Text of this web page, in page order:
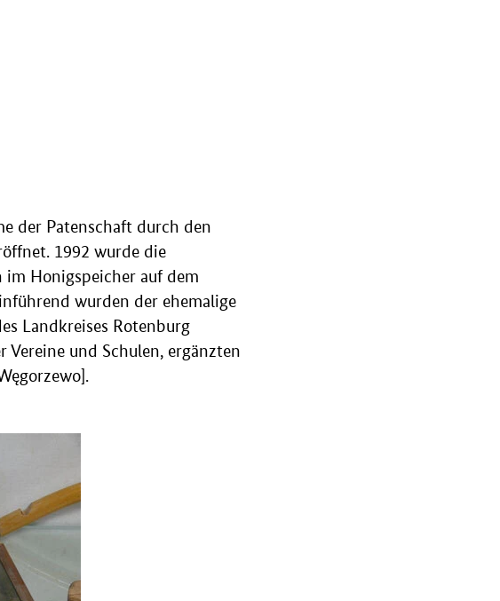
der Patenschaft durch den
1992 wurde die
Honigspeicher auf dem
wurden der ehemalige
Landkreises Rotenburg
Vereine und Schulen, ergänzten